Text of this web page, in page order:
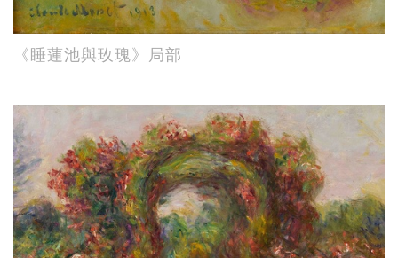
《睡蓮池與玫瑰》局部